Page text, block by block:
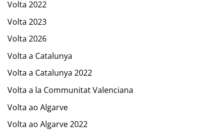
Volta 2022
Volta 2023
Volta 2026
Volta a Catalunya
Volta a Catalunya 2022
Volta a la Communitat Valenciana
Volta ao Algarve
Volta ao Algarve 2022